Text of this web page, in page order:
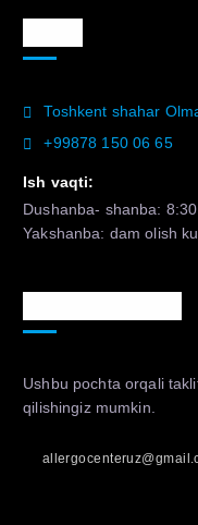
Toshkent shahar
+99878 150 06 65
Ish vaqti:
Dushanba- shanba:
Yakshanba: dam olish
Ushbu pochta orqali
qilishingiz mumkin.